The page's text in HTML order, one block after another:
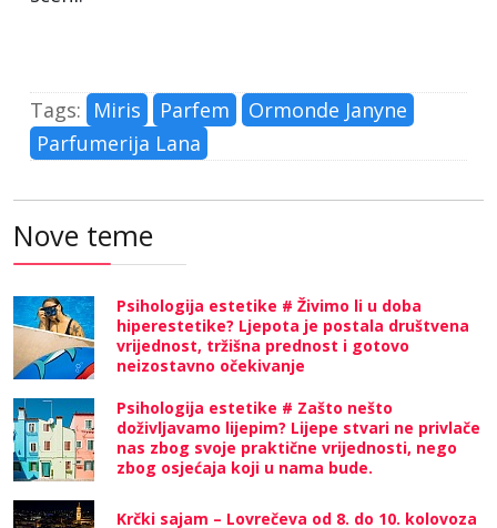
Tags: Miris Parfem
Ormonde Janyne
Parfumerija Lana
Nove teme
Psihologija estetike # Živimo li u doba
hiperestetike? Ljepota je postala društvena
vrijednost, tržišna prednost i gotovo
neizostavno očekivanje
Psihologija estetike # Zašto nešto
doživljavamo lijepim? Lijepe stvari ne privlače
nas zbog svoje praktične vrijednosti, nego
zbog osjećaja koji u nama bude.
Krčki sajam – Lovrečeva od 8. do 10. kolovoza